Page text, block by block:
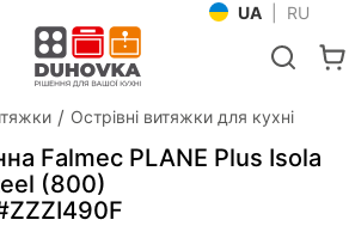
UA RU
Острівні витяжки для кухні
Falmec PLANE Plus Isola
(800)